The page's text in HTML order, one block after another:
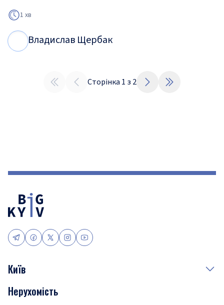
1 хв
Владислав Щербак
Сторінка 1 з 2
Київ
Події
Нерухомість